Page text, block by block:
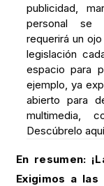
publicidad,
personal se
requerirá un
legislación
espacio para
ejemplo, ya
abierto para
multimedia,
Descúbrelo
En resumen:
Exigimos a